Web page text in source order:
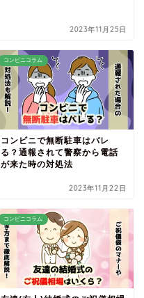
2023年11月25日
コンビニコラム
コンビニで無断駐車はバレ
る？通報されて警察から電話
が来た時の対処法
2023年11月22日
コンビニコラム